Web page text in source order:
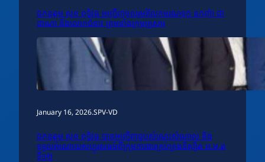
ឯកឧត្តម សុខ ពុទ្ធិវុធ អញ្ជើញចូលរួមរំលែកមរណទុក្ខ ឧកញ៉ា ជា
ដាណា និងលោកជំទាវ ព្រមទាំងក្រុមគ្រួសារ
January 16, 2026.SPV-VD
ឯកឧត្តម សុខ ពុទ្ធិវុធ បានអញ្ជើញជួបសំណេះសំណាល និង
ទទួលអំណោយសប្បុរសធម៌ពីក្រុមការងារគ្រប់គ្រងនិស្សិត អ.ម.ត
ទី១២